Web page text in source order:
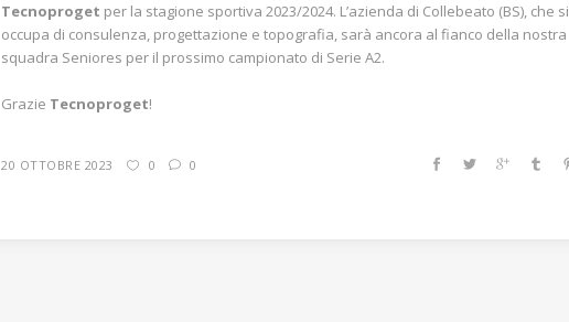
Tecnoproget per la stagione sportiva 2023/2024. L’azienda di Collebeato (BS), che si
occupa di consulenza, progettazione e topografia, sarà ancora al fianco della nostra
squadra Seniores per il prossimo campionato di Serie A2.
Grazie Tecnoproget!
20 OTTOBRE 2023 0 0